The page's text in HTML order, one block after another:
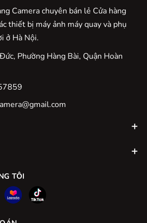
Integrated Coatingcho phép phủ lên
chói độc quyền, từ đó khắc
bóng ma, tán xạ không đều, đồng
bằng màu sắc cho tổng thể bức ảnh,
kể tình huống nào. Ngoài ra, với
khác nhau, công nghệ này sẽ được
và áp dụng theo những tiêu chuẩn
loại thủy tinh được sử dụng để tạo
ảnh.
Camera chuyên bán lẻ Cửa hàng
thiết bị máy ảnh máy quay và phụ
ở Hà Nội.
Phường Hàng Bài, Quận Hoàn
TÔI